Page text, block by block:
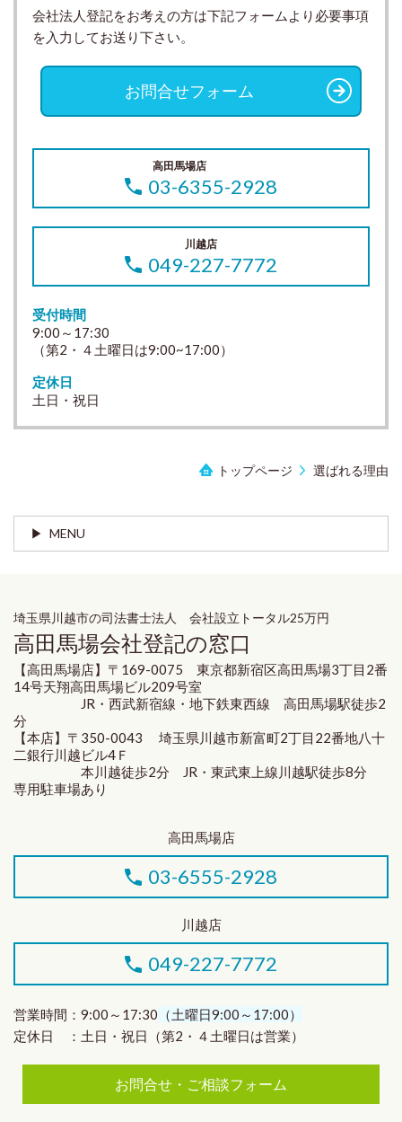
会社法人登記をお考えの方は下記フォームより必要事項
を入力してお送り下さい。
お問合せフォーム
高田馬場店
03-6355-2928
川越店
049-227-7772
受付時間
9:00～17:30
（第2・４土曜日は9:00~17:00）
定休日
土日・祝日
トップページ 選ばれる理由
MENU
埼玉県川越市の司法書士法人 会社設立トータル25万円
高田馬場会社登記の窓口
【高田馬場店】〒169-0075 東京都新宿区高田馬場3丁目2番
14号天翔高田馬場ビル209号室
JR・西武新宿線・地下鉄東西線 高田馬場駅徒歩2
分
【本店】〒350-0043 埼玉県川越市新富町2丁目22番地八十
二銀行川越ビル4Ｆ
本川越徒歩2分 JR・東武東上線川越駅徒歩8分
専用駐車場あり
高田馬場店
03-6555-2928
川越店
049-227-7772
営業時間：9:00～17:30 （土曜日9:00～17:00）
定休日 ：土日・祝日（第2・４土曜日は営業）
お問合せ・ご相談フォーム